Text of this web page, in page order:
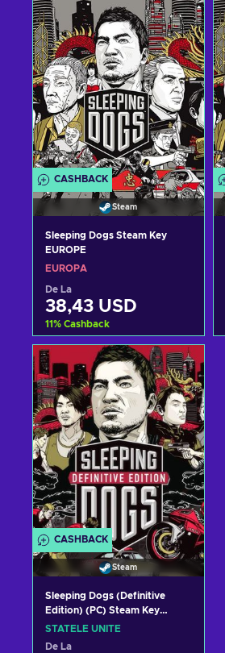
CASHBACK
Steam
Sleeping Dogs Steam Key
EUROPE
EUROPA
De La
38,43 USD
11% Cashback
Adaugă în coș
Vezi ofertele
CASHBACK
Steam
Sleeping Dogs (Definitive
Edition) (PC) Steam Key
UNITED STATES
STATELE UNITE
De La